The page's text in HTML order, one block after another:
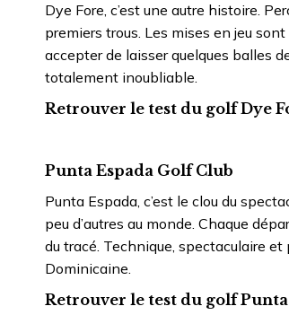
Dye Fore, c’est une autre histoire.
premiers trous. Les mises en jeu
accepter de laisser quelques balles
totalement inoubliable.
Retrouver le test du golf Dye
Punta Espada Golf Club
Punta Espada, c’est le clou du
peu d’autres au monde. Chaque
du tracé. Technique, spectaculaire
Dominicaine.
Retrouver le test du golf